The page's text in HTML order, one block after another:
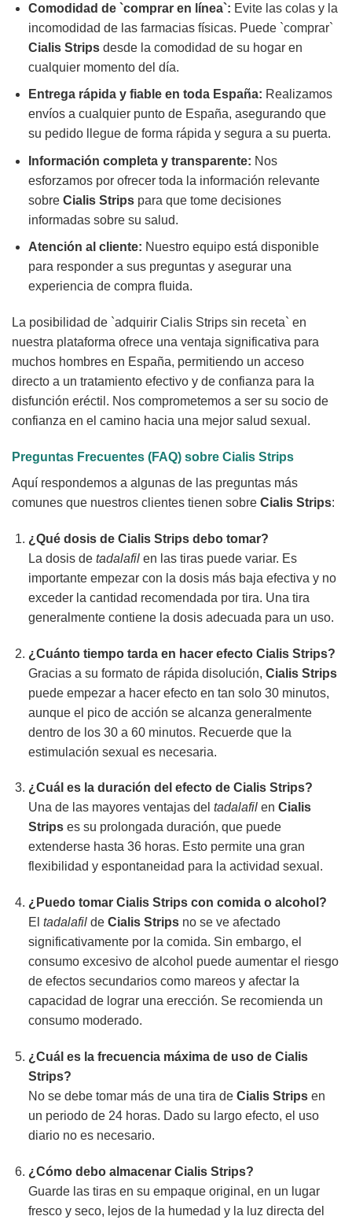
Comodidad de `comprar en línea`: Evite las colas y la
incomodidad de las farmacias físicas. Puede `comprar`
Cialis Stripsdesde la comodidad de su hogar en
cualquier momento del día.
Entrega rápida y fiable en toda España: Realizamos
envíos a cualquier punto de España, asegurando que
su pedido llegue de forma rápida y segura a su puerta.
Información completa y transparente: Nos
esforzamos por ofrecer toda la información relevante
sobre Cialis Stripspara que tome decisiones
informadas sobre su salud.
Atención al cliente: Nuestro equipo está disponible
para responder a sus preguntas y asegurar una
experiencia de compra fluida.
La posibilidad de `adquirir Cialis Strips sin receta` en
nuestra plataforma ofrece una ventaja significativa para
muchos hombres en España, permitiendo un acceso
directo a un tratamiento efectivo y de confianza para la
disfunción eréctil. Nos comprometemos a ser su socio de
confianza en el camino hacia una mejor salud sexual.
Preguntas Frecuentes (FAQ) sobre Cialis Strips
Aquí respondemos a algunas de las preguntas más
comunes que nuestros clientes tienen sobre Cialis Strips:
¿Qué dosis de Cialis Stripsdebo tomar?
La dosis de tadalafilen las tiras puede variar. Es
importante empezar con la dosis más baja efectiva y no
exceder la cantidad recomendada por tira. Una tira
generalmente contiene la dosis adecuada para un uso.
¿Cuánto tiempo tarda en hacer efecto Cialis Strips?
Gracias a su formato de rápida disolución, Cialis Strips
puede empezar a hacer efecto en tan solo 30 minutos,
aunque el pico de acción se alcanza generalmente
dentro de los 30 a 60 minutos. Recuerde que la
estimulación sexual es necesaria.
¿Cuál es la duración del efecto de Cialis Strips?
Una de las mayores ventajas del tadalafilen Cialis
Stripses su prolongada duración, que puede
extenderse hasta 36 horas. Esto permite una gran
flexibilidad y espontaneidad para la actividad sexual.
¿Puedo tomar Cialis Stripscon comida o alcohol?
El tadalafilde Cialis Stripsno se ve afectado
significativamente por la comida. Sin embargo, el
consumo excesivo de alcohol puede aumentar el riesgo
de efectos secundarios como mareos y afectar la
capacidad de lograr una erección. Se recomienda un
consumo moderado.
¿Cuál es la frecuencia máxima de uso de Cialis
Strips?
No se debe tomar más de una tira de Cialis Stripsen
un periodo de 24 horas. Dado su largo efecto, el uso
diario no es necesario.
¿Cómo debo almacenar Cialis Strips?
Guarde las tiras en su empaque original, en un lugar
fresco y seco, lejos de la humedad y la luz directa del